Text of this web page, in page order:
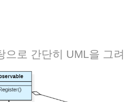
으로 간단히 UML을 그